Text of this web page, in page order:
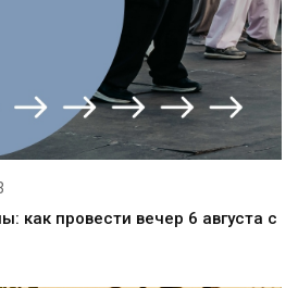
как провести вечер 6 августа с